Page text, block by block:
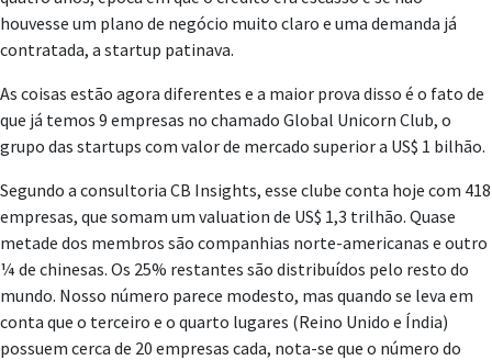
houvesse um plano de negócio muito claro e uma demanda já
contratada, a startup patinava.
As coisas estão agora diferentes e a maior prova disso é o fato de
que já temos 9 empresas no chamado Global Unicorn Club, o
grupo das startups com valor de mercado superior a US$ 1 bilhão.
Segundo a consultoria CB Insights, esse clube conta hoje com 418
empresas, que somam um valuation de US$ 1,3 trilhão. Quase
metade dos membros são companhias norte-americanas e outro
¼ de chinesas. Os 25% restantes são distribuídos pelo resto do
mundo. Nosso número parece modesto, mas quando se leva em
conta que o terceiro e o quarto lugares (Reino Unido e Índia)
possuem cerca de 20 empresas cada, nota-se que o número do